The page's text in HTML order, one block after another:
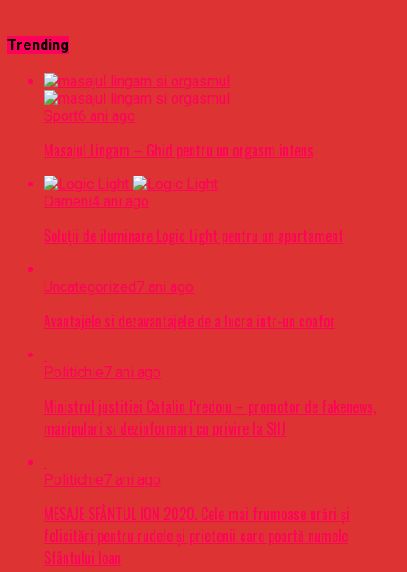
Trending
Sport6 ani ago
Masajul Lingam – Ghid pentru un orgasm intens
Oameni4 ani ago
Soluții de iluminare Logic Light pentru un apartament
Uncategorized7 ani ago
Avantajele si dezavantajele de a lucra intr-un coafor
Politichie7 ani ago
Ministrul justitiei Catalin Predoiu – promotor de fakenews,
manipulari si dezinformari cu privire la SIIJ
Politichie7 ani ago
MESAJE SFÂNTUL ION 2020. Cele mai frumoase urări şi
felicitări pentru rudele şi prietenii care poartă numele
Sfântului Ioan